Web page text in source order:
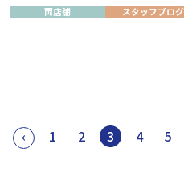
両店舗 スタッフブログ
‹ 1 2 3 4 5